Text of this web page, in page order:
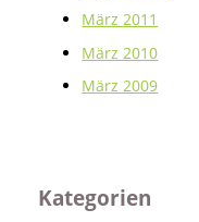
März 2011
März 2010
März 2009
Kategorien